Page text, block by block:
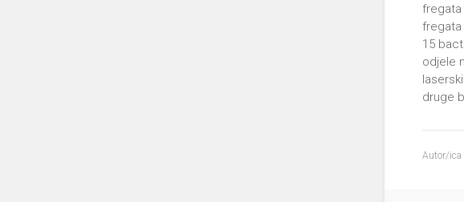
fregata
fregata
15
odjele
druge
Autor/ica